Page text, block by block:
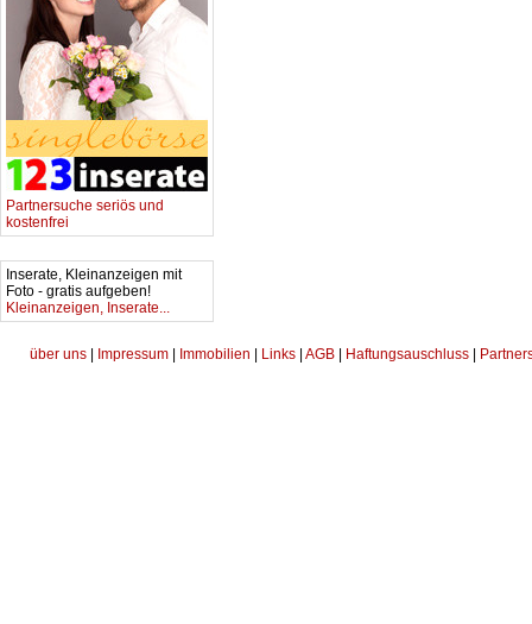
Partnersuche seriös und
kostenfrei
Inserate, Kleinanzeigen mit
Foto - gratis aufgeben!
Kleinanzeigen, Inserate...
über uns Impressum Immobilien Links |AGB Haftungsauschluss